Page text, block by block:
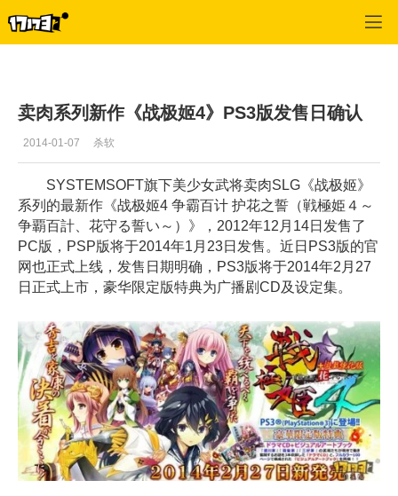
卖肉系列新作《战极姬4》PS3版发售日确认
2014-01-07 杀软
SYSTEMSOFT旗下美少女武将卖肉SLG《战极姬》
系列的最新作《战极姬4 争霸百计 护花之誓（戦極姫４～
争覇百計、花守る誓い～）》，2012年12月14日发售了
PC版，PSP版将于2014年1月23日发售。近日PS3版的官
网也正式上线，发售日期明确，PS3版将于2014年2月27
日正式上市，豪华限定版特典为广播剧CD及设定集。